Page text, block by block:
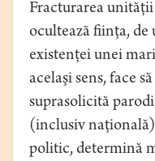
Fracturarea
ocultează fiinţa, de
existenţei unei
acelaşi sens, face
suprasolicită
(inclusiv
politic, determină